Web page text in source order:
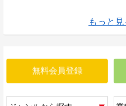
もっと見
無料会員登録